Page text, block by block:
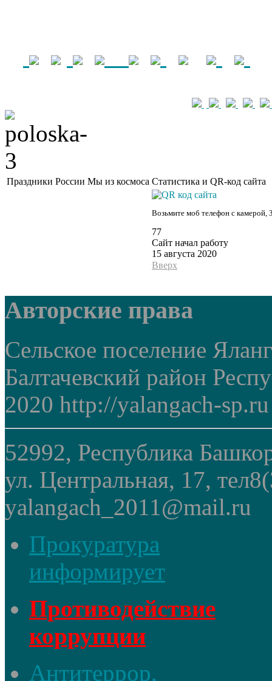
Праздники России Мы из космоса Статистика и QR-код сайта
Возьмите моб телефон с камерой,
77
Сайт начал работу
15 августа 2020
Вверх
Авторские права
Сельское поселение
Балтачевский район
2020 http://yalangach-sp.ru
52992, Республика
ул. Центральная, 17,
yalangach_2011@mail.ru
Прокуратура
информирует
Противодействие
коррупции
Антитеррор,